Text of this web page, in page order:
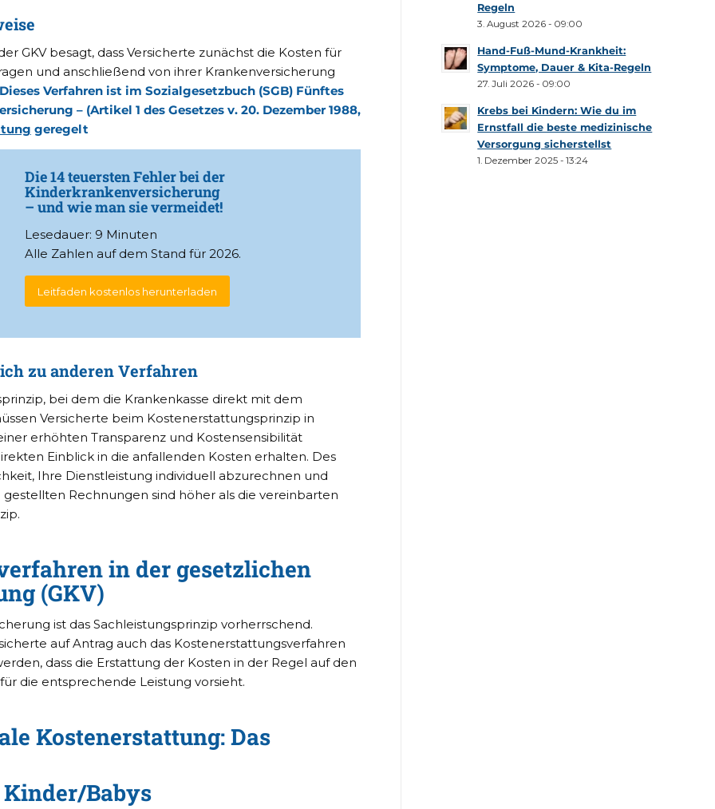
GKV besagt, dass Versicherte zunächst die Kosten für
und anschließend von ihrer Krankenversicherung
Dieses Verfahren ist im Sozialgesetzbuch (SGB) Fünftes
– (Artikel 1 des Gesetzes v. 20. Dezember 1988,
geregelt
Die 14 teuersten Fehler bei der
Kinderkrankenversicherung
– und wie man sie vermeidet!
Lesedauer: 9 Minuten
Alle Zahlen auf dem Stand für 2026.
Leitfaden kostenlos herunterladen
zu anderen Verfahren
bei dem die Krankenkasse direkt mit dem
Versicherte beim Kostenerstattungsprinzip in
erhöhten Transparenz und Kostensensibilität
Einblick in die anfallenden Kosten erhalten. Des
Ihre Dienstleistung individuell abzurechnen und
Rechnungen sind höher als die vereinbarten
in der gesetzlichen
(GKV)
ist das Sachleistungsprinzip vorherrschend.
auf Antrag auch das Kostenerstattungsverfahren
dass die Erstattung der Kosten in der Regel auf den
die entsprechende Leistung vorsieht.
Kostenerstattung: Das
Babys
Regeln
3. August 2026 - 09:00
Hand-Fuß-Mund-Krankheit:
Symptome, Dauer & Kita-Regeln
27. Juli 2026 - 09:00
Krebs bei Kindern: Wie du im
Ernstfall die beste medizinische
Versorgung sicherstellst
1. Dezember 2025 - 13:24